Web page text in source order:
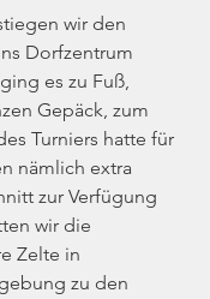
wir den
Dorfzentrum
es zu Fuß,
Gepäck, zum
Turniers hatte für
nämlich extra
zur Verfügung
wir die
Zelte in
zu den